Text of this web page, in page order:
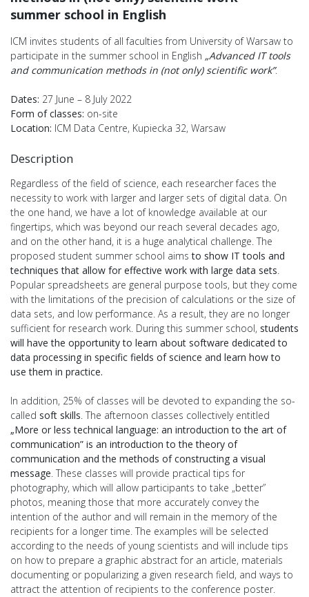
summer school in English
ICM invites students of all faculties from University of Warsaw to
participate in the summer school in English „Advanced IT tools
and communication methods in (not only) scientific work”.
Dates: 27 June – 8 July 2022
Form of classes: on-site
Location: ICM Data Centre, Kupiecka 32, Warsaw
Description
Regardless of the field of science, each researcher faces the
necessity to work with larger and larger sets of digital data. On
the one hand, we have a lot of knowledge available at our
fingertips, which was beyond our reach several decades ago,
and on the other hand, it is a huge analytical challenge. The
proposed student summer school aimsto show IT tools and
techniques that allow for effective work with large data sets.
Popular spreadsheets are general purpose tools, but they come
with the limitations of the precision of calculations or the size of
data sets, and low performance. As a result, they are no longer
sufficient for research work. During this summer school, students
will have the opportunity to learn about software dedicated to
data processing in specific fields of science and learn how to
use them in practice.
In addition, 25% of classes will be devoted to expanding the so-
called soft skills. The afternoon classes collectively entitled
„More or less technical language: an introduction to the art of
communication” is an introduction to the theory of
communication and the methods of constructing a visual
message. These classes will provide practical tips for
photography, which will allow participants to take „better”
photos, meaning those that more accurately convey the
intention of the author and will remain in the memory of the
recipients for a longer time. The examples will be selected
according to the needs of young scientists and will include tips
on how to prepare a graphic abstract for an article, materials
documenting or popularizing a given research field, and ways to
attract the attention of recipients to the conference poster.